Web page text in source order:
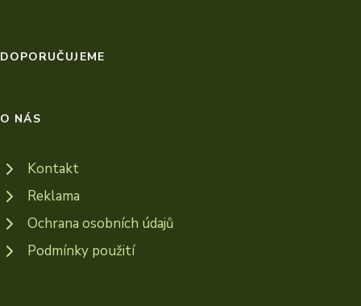
DOPORUČUJEME
O NÁS
Kontakt
Reklama
Ochrana osobních údajů
Podmínky použití